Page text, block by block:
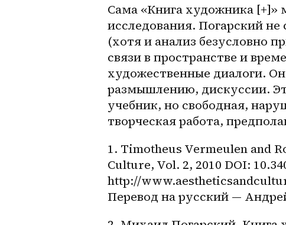
Сама «Книга художника [+]»
исследования. Погарский
(хотя и анализ безусловно
связи в пространстве и
художественные диалоги. Он
размышлению, дискуссии.
учебник, но свободная,
творческая работа,
1. Timotheus Vermeulen and
Culture, Vol. 2, 2010 DOI:
http://
Перевод на русский —